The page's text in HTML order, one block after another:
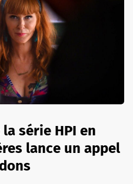
série HPI en
lance un appel